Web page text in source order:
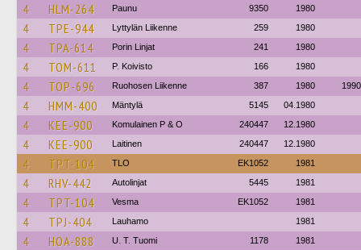
4 HLM-264 Paunu 9350 1980
4 TPE-944 Lyttylän Liikenne 259 1980
4 TPA-614 Porin Linjat 241 1980
4 TOM-611 P. Koivisto 166 1980
4 TOP-696 Ruohosen Liikenne 387 1980 1990
4 HMM-400 Mäntylä 5145 04.1980
4 KEE-900 Komulainen P & O 240447 12.1980
4 KEE-900 Laitinen 240447 12.1980
4 TPT-104 TLO EK1052 1981
4 RHV-442 Autolinjat 5445 1981
4 TPT-104 Vesma EK1052 1981
4 TPJ-404 Lauhamo 1981
4 HOA-888 U. T. Tuomi 1178 1981